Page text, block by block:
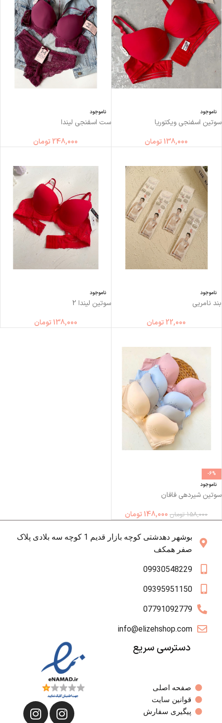
ناموجود
سوتین اسفنجی ویکتوریا
138,000 تومان
ناموجود
ست اسفنجی لیندا
248,000 تومان
ناموجود
بند نامریی
22,000 تومان
ناموجود
سوتین لیندا 2
138,000 تومان
-6%
ناموجود
سوتین شیردهی فافان
158,000 تومان 148,000 تومان
بوشهر دهدشتی کوچه بازار قدیم 1 کوچه سه بلادی پلاک
صفر همکف
09930548229
09395951150
07791092779
info@elizehshop.com
دسترسی سریع
صفحه اصلی
قوانین سایت
پیگیری سفارش